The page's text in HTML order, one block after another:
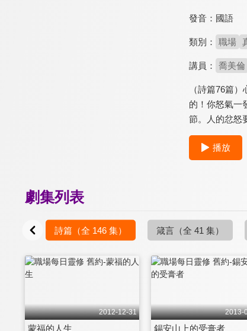
發音： 國語
類別： 職場
講員： 喬美倫
（詩篇76篇
的！你怒氣一
節。人的忿怒
播放
劇集列表
詩篇 （全 146 集） 箴言 （全 41 集）
2012-12-31
蒙福的人生
2013-
錫安山上的受膏者